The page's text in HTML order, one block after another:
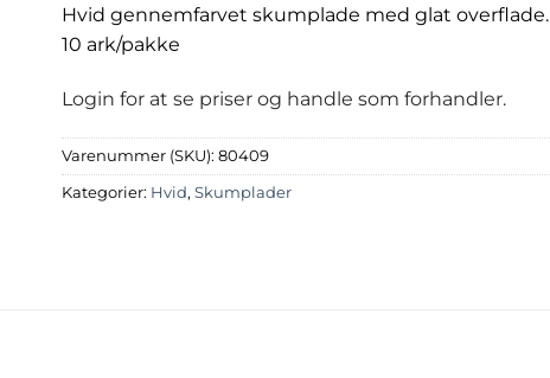
Hvid gennemfarvet skumplade med glat overflade.
10 ark/pakke
Login for at se priser og handle som forhandler.
Varenummer (SKU): 80409
Kategorier: Hvid, Skumplader